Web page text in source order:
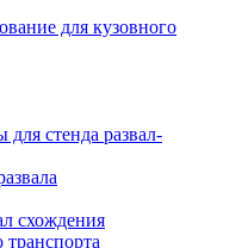
для кузовного
для стенда развал-
схождения